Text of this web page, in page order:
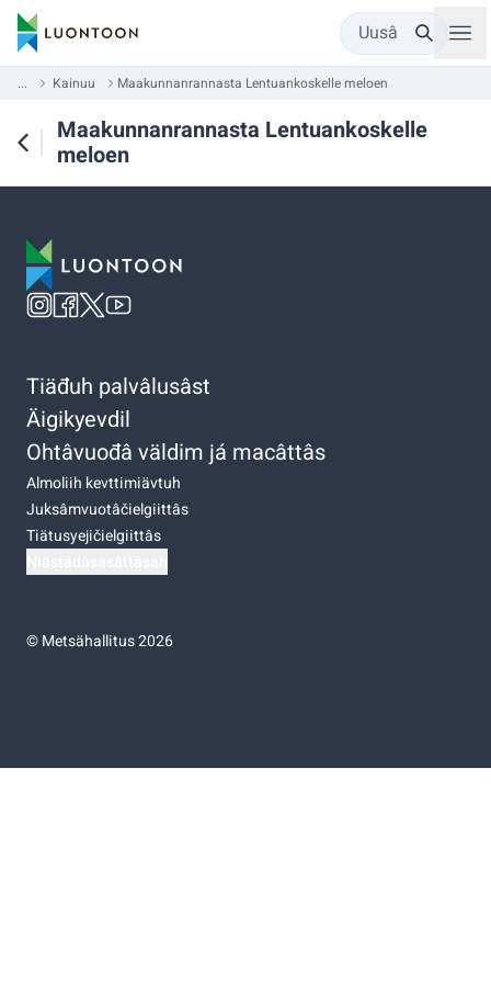
Uusâ
... Kainuu Maakunnanrannasta Lentuankoskelle meloen
Maakunnanrannasta Lentuankoskelle
meloen
Tiäđuh palvâlusâst
Äigikyevdil
Ohtâvuođâ väldim já macâttâs
Almoliih kevttimiävtuh
Juksâmvuotâčielgiittâs
Tiätusyejičielgiittâs
©Metsähallitus 2026